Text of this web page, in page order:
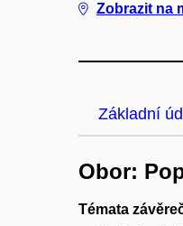
Zobrazit na
Základní
Obor:
Témata